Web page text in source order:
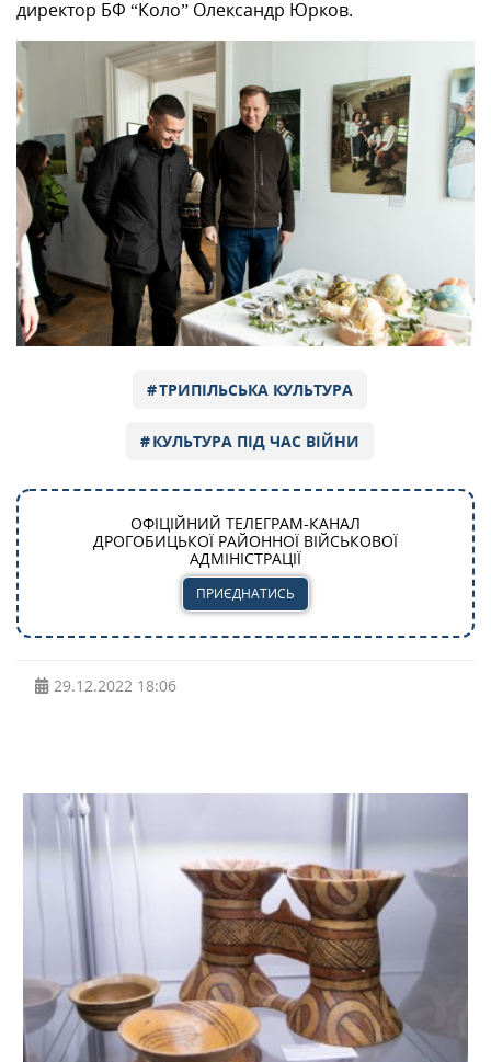
директор БФ “Коло” Олександр Юрков.
ТРИПІЛЬСЬКА КУЛЬТУРА
КУЛЬТУРА ПІД ЧАС ВІЙНИ
ОФІЦІЙНИЙ ТЕЛЕГРАМ-КАНАЛ
ДРОГОБИЦЬКОЇ РАЙОННОЇ ВІЙСЬКОВОЇ
АДМІНІСТРАЦІЇ
ПРИЄДНАТИСЬ
29.12.2022 18:06